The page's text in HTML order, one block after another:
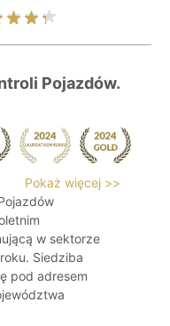
Pojazdów.
Pokaż więcej >>
w sektorze
Siedziba
pod adresem